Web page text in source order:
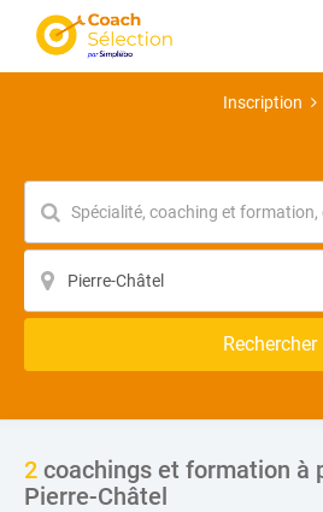
Inscription
Rechercher
2 coachings et formation à
Pierre-Châtel